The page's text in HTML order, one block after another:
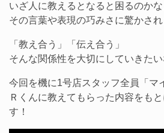
いざ人に教えるとなると困るのか
その言葉や表現の巧みさに驚かされ
「教え合う」「伝え合う」
そんな関係性を大切にしていきたい
今回を機に1号店スタッフ全員「マ
Ｒくんに教えてもらった内容をも
す！